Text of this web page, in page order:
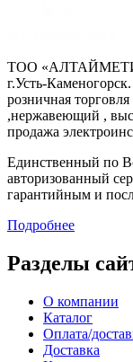
ТОО
г.Усть-
розничная
,нержавеющий ,
продажа
Единственный по
авторизованный
гарантийным и
Подробнее
Разделы
О компании
Каталог
Оплата/
Доставка